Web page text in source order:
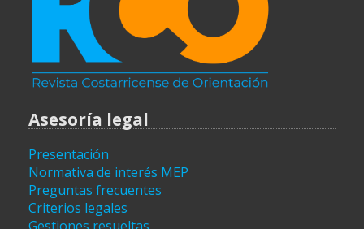
Asesoría legal
Presentación
Normativa de interés MEP
Preguntas frecuentes
Criterios legales